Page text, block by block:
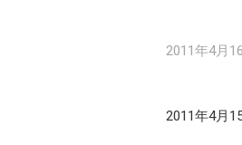
2011年4月
2011年4月